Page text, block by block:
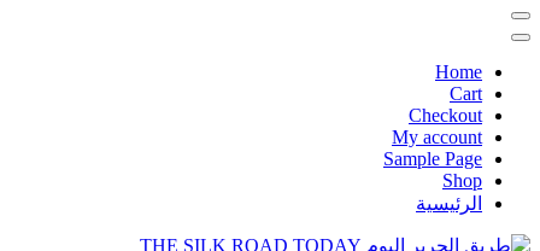
Home
Cart
Checkout
My account
Sample Page
Shop
الرئيسية